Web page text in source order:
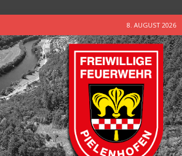
8. AUGUST 2026